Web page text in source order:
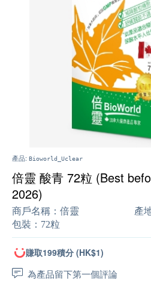
產品: Bioworld_Uclear
倍靈 酸青 72粒 (Best
2026)
商戶名稱： 倍靈 產
包裝： 72粒
賺取199積分 (HK$1)
為產品留下第一個評論